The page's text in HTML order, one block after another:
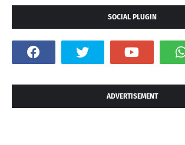
SOCIAL PLUGIN
ADVERTISEMENT